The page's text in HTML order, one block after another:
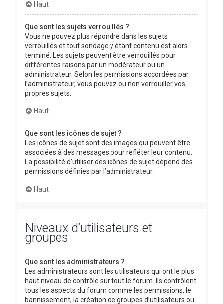
Haut
Que sont les sujets verrouillés ?
Vous ne pouvez plus répondre dans les sujets
verrouillés et tout sondage y étant contenu est alors
terminé. Les sujets peuvent être verrouillés pour
différentes raisons par un modérateur ou un
administrateur. Selon les permissions accordées par
l’administrateur, vous pouvez ou non verrouiller vos
propres sujets.
Haut
Que sont les icônes de sujet ?
Les icônes de sujet sont des images qui peuvent être
associées à des messages pour refléter leur contenu.
La possibilité d’utiliser des icônes de sujet dépend des
permissions définies par l’administrateur.
Haut
Niveaux d’utilisateurs et
groupes
Que sont les administrateurs ?
Les administrateurs sont les utilisateurs qui ont le plus
haut niveau de contrôle sur tout le forum. Ils contrôlent
tous les aspects du forum comme les permissions, le
bannissement, la création de groupes d’utilisateurs ou